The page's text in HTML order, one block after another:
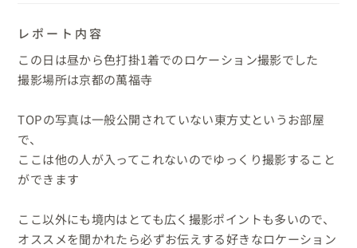
レポート内容
この日は昼から色打掛1着でのロケーション撮影でした
撮影場所は京都の萬福寺
TOPの写真は一般公開されていない東方丈というお部屋
で、
ここは他の人が入ってこれないのでゆっくり撮影すること
ができます
ここ以外にも境内はとても広く撮影ポイントも多いので、
オススメを聞かれたら必ずお伝えする好きなロケーション